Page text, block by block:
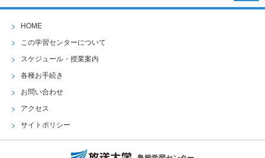
HOME
この学習センターについて
スケジュール・授業案内
各種お手続き
お問い合わせ
アクセス
サイトポリシー